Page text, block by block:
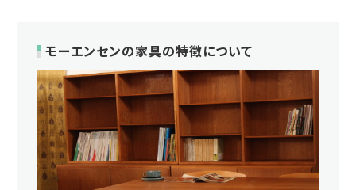
モーエンセンの家具の特徴について